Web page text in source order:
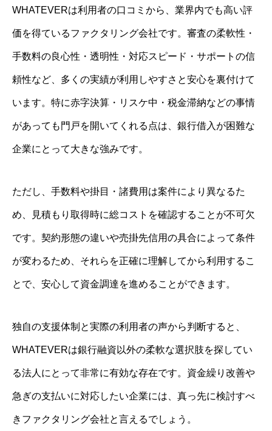
WHATEVERは利用者の口コミから、業界内でも高い評
価を得ているファクタリング会社です。審査の柔軟性・
手数料の良心性・透明性・対応スピード・サポートの信
頼性など、多くの実績が利用しやすさと安心を裏付けて
います。特に赤字決算・リスケ中・税金滞納などの事情
があっても門戸を開いてくれる点は、銀行借入が困難な
企業にとって大きな強みです。
ただし、手数料や掛目・諸費用は案件により異なるた
め、見積もり取得時に総コストを確認することが不可欠
です。契約形態の違いや売掛先信用の具合によって条件
が変わるため、それらを正確に理解してから利用するこ
とで、安心して資金調達を進めることができます。
独自の支援体制と実際の利用者の声から判断すると、
WHATEVERは銀行融資以外の柔軟な選択肢を探してい
る法人にとって非常に有効な存在です。資金繰り改善や
急ぎの支払いに対応したい企業には、真っ先に検討すべ
きファクタリング会社と言えるでしょう。